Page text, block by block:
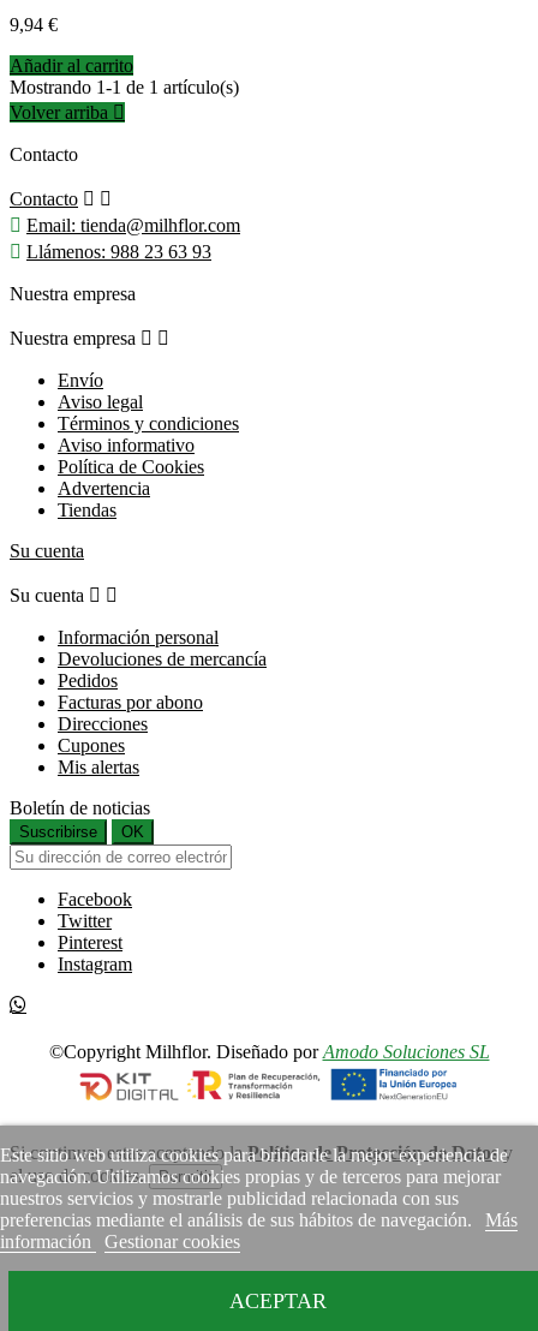
Este sitio web utiliza cookies para brindarle la mejor experiencia de
navegación. Utilizamos cookies propias y de terceros para mejorar
nuestros servicios y mostrarle publicidad relacionada con sus
preferencias mediante el análisis de sus hábitos de navegación.
Más
información
Gestionar cookies
ACEPTAR
Precio
9,94 €
Añadir al carrito
Mostrando 1-1 de 1 artículo(s)
Volver arriba 
Contacto
Contacto  
 Email: tienda@milhflor.com
 Llámenos: 988 23 63 93
Nuestra empresa
Nuestra empresa  
Envío
Aviso legal
Términos y condiciones
Aviso informativo
Política de Cookies
Advertencia
Tiendas
Su cuenta
Su cuenta  
Información personal
Devoluciones de mercancía
Pedidos
Facturas por abono
Direcciones
Cupones
Mis alertas
Boletín de noticias
Suscribirse OK
Facebook
Twitter
Pinterest
Instagram
©Copyright Milhflor. Diseñado porAmodo Soluciones SL
Si continuas estas aceptando laPolítica de Protección de Datosy
el uso de cookies.
Permitir